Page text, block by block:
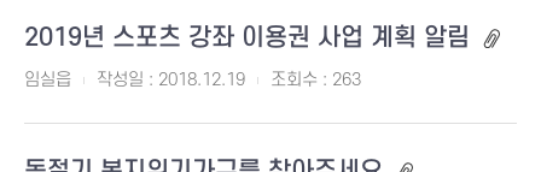
2019년 스포츠 강좌 이용권 사업 계획 알림
임실읍 작성일 : 2018.12.19 조회수 : 263